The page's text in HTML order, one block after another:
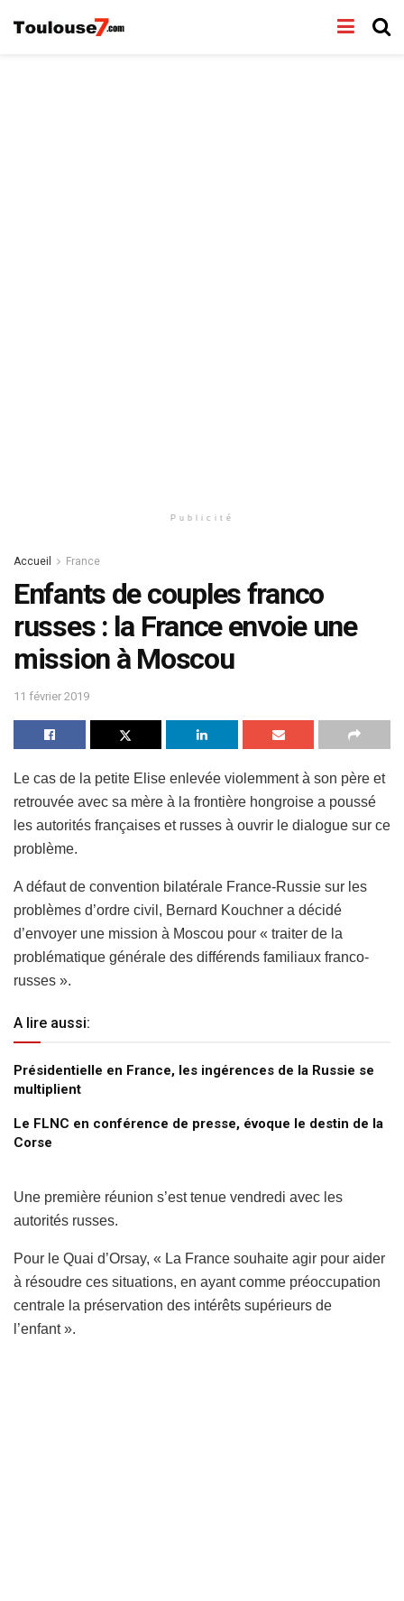
Publicité
Accueil France
Enfants de couples franco
russes : la France envoie une
mission à Moscou
11 février 2019
Le cas de la petite Elise enlevée violemment à son père et
retrouvée avec sa mère à la frontière hongroise a poussé
les autorités françaises et russes à ouvrir le dialogue sur ce
problème.
A défaut de convention bilatérale France-Russie sur les
problèmes d’ordre civil, Bernard Kouchner a décidé
d’envoyer une mission à Moscou pour « traiter de la
problématique générale des différends familiaux franco-
russes ».
A lire aussi:
Présidentielle en France, les ingérences de la Russie se
multiplient
Le FLNC en conférence de presse, évoque le destin de la
Corse
Une première réunion s’est tenue vendredi avec les
autorités russes.
Pour le Quai d’Orsay, « La France souhaite agir pour aider
à résoudre ces situations, en ayant comme préoccupation
centrale la préservation des intérêts supérieurs de
l’enfant ».